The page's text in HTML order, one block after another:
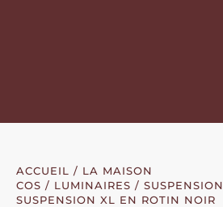
ACCUEIL / LA MAISON
COS / LUMINAIRES / SUSPENSION
SUSPENSION XL EN ROTIN NOIR